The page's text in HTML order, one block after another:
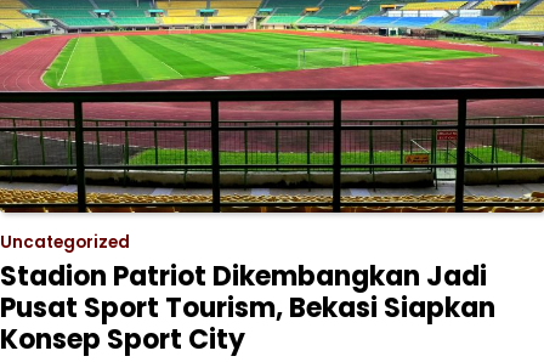
Uncategorized
Stadion Patriot Dikembangkan Jadi
Pusat Sport Tourism, Bekasi Siapkan
Konsep Sport City